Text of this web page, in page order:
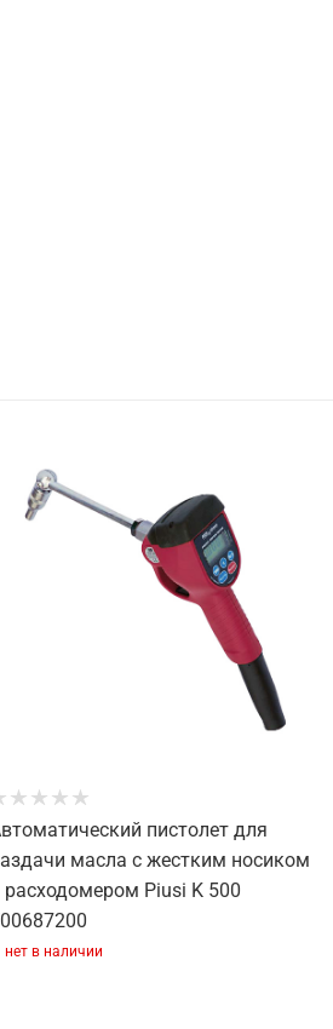
пистолет для
масла с жестким носиком
расходомером Piusi K 500
нет в наличии